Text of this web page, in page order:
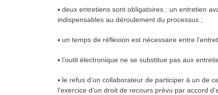
▪ deux entretiens sont obligatoires : un entretien
indispensables au déroulement du processus ;
▪ un temps de réflexion est nécessaire entre
▪ l’outil électronique ne se substitue pas aux
▪ le refus d’un collaborateur de participer à un de
l’exercice d’un droit de recours prévu par accord